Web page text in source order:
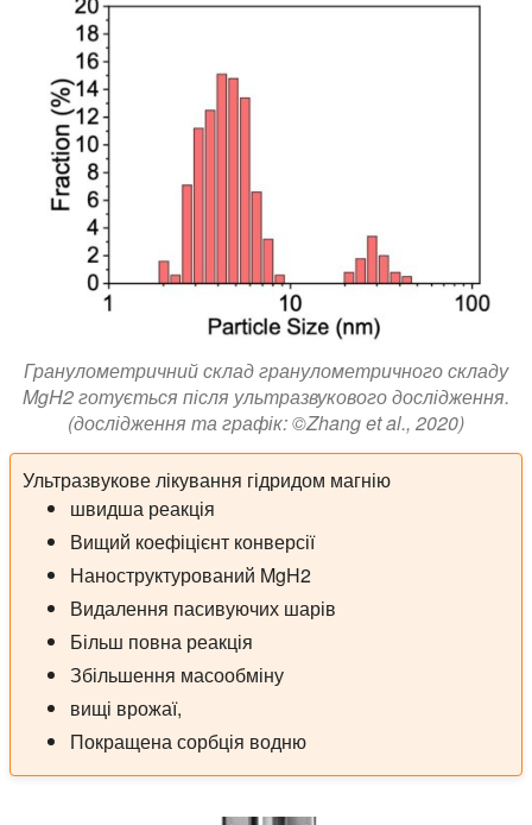
Гранулометричний склад гранулометричного складу
MgH2 готується після ультразвукового дослідження.
(дослідження та графік: ©Zhang et al., 2020)
Ультразвукове лікування гідридом магнію
швидша реакція
Вищий коефіцієнт конверсії
Наноструктурований MgH2
Видалення пасивуючих шарів
Більш повна реакція
Збільшення масообміну
вищі врожаї,
Покращена сорбція водню